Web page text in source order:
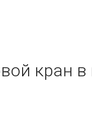
кран в